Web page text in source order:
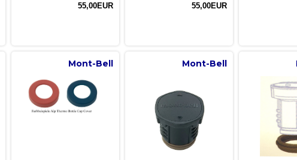
55,00EUR 55,00EUR
Mont-Bell Mont-Bell